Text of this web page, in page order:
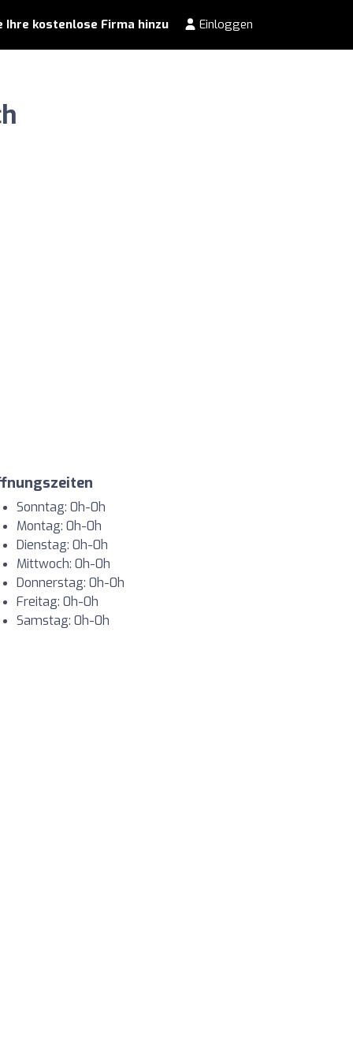
Ihre kostenlose Firma hinzu Einloggen
Sonntag: 0h-0h
Montag: 0h-0h
Dienstag: 0h-0h
Mittwoch: 0h-0h
Donnerstag: 0h-0h
Freitag: 0h-0h
Samstag: 0h-0h